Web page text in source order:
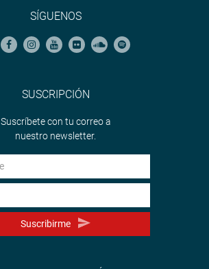
SÍGUENOS
SUSCRIPCIÓN
Suscríbete con tu correo a
nuestro newsletter.
Suscribirme